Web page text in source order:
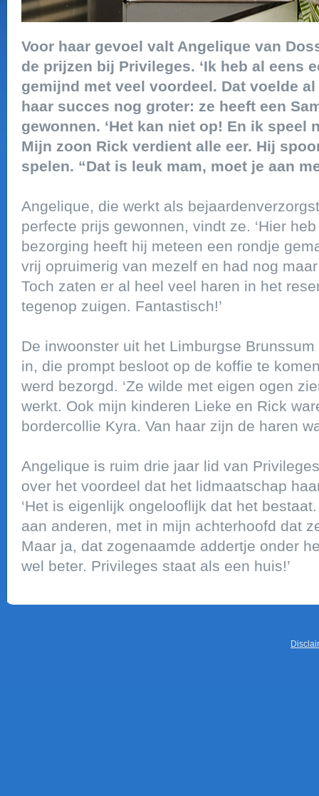
Voor haar gevoel valt Angelique van
de prijzen bij Privileges. ‘Ik heb al eens
gemijnd met veel voordeel. Dat voelde al
haar succes nog groter: ze heeft een
gewonnen. ‘Het kan niet op! En ik speel
Mijn zoon Rick verdient alle eer. Hij
spelen. “Dat is leuk mam, moet je aan
Angelique, die werkt als
perfecte prijs gewonnen, vindt ze. ‘Hier
bezorging heeft hij meteen een rondje
vrij opruimerig van mezelf en had nog
Toch zaten er al heel veel haren in het
tegenop zuigen. Fantastisch!’
De inwoonster uit het Limburgse
in, die prompt besloot op de koffie te
werd bezorgd. ‘Ze wilde met eigen ogen
werkt. Ook mijn kinderen Lieke en Rick
bordercollie Kyra. Van haar zijn de haren
Angelique is ruim drie jaar lid van
over het voordeel dat het lidmaatschap
‘Het is eigenlijk ongelooflijk dat het
aan anderen, met in mijn achterhoofd dat
Maar ja, dat zogenaamde addertje onder
wel beter. Privileges staat als een huis!’